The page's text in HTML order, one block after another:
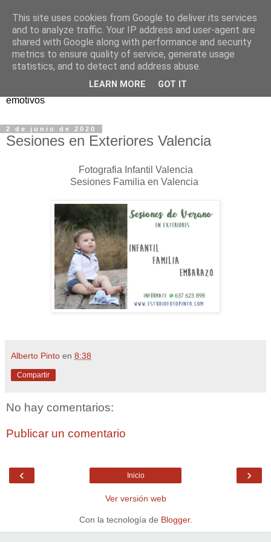
Pinto Fotógrafo
Somos un Estudio Fotográfico dedicado a los reportajes
sociales y eventos...Realizamos fotografías naturales y
creativas para que tengáis un recuerdo los momentos más
emotivos
2 de junio de 2020
Sesiones en Exteriores Valencia
Fotografia Infantil Valencia
Sesiones Familia en Valencia
Alberto Pinto en 8:38
Compartir
No hay comentarios:
Publicar un comentario
‹ ›
Inicio
Ver versión web
Con la tecnología de Blogger.
This site uses cookies from Google to deliver its services
and to analyze traffic. Your IP address and user-agent are
shared with Google along with performance and security
metrics to ensure quality of service, generate usage
statistics, and to detect and address abuse.
LEARN MORE GOT IT